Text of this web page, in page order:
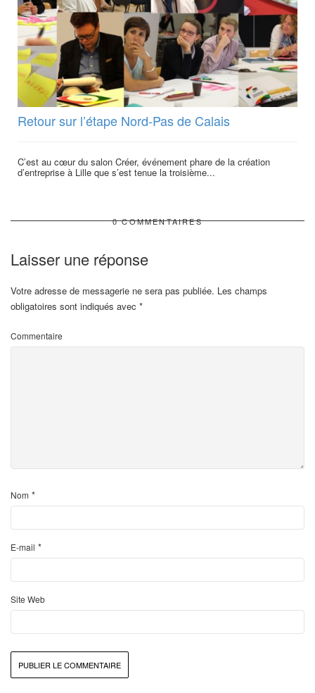
Retour sur l’étape Nord-Pas de Calais
C’est au cœur du salon Créer, événement phare de la création
d’entreprise à Lille que s’est tenue la troisième...
0 COMMENTAIRES
Laisser une réponse
Votre adresse de messagerie ne sera pas publiée. Les champs
obligatoires sont indiqués avec *
Commentaire
Nom *
E-mail *
Site Web